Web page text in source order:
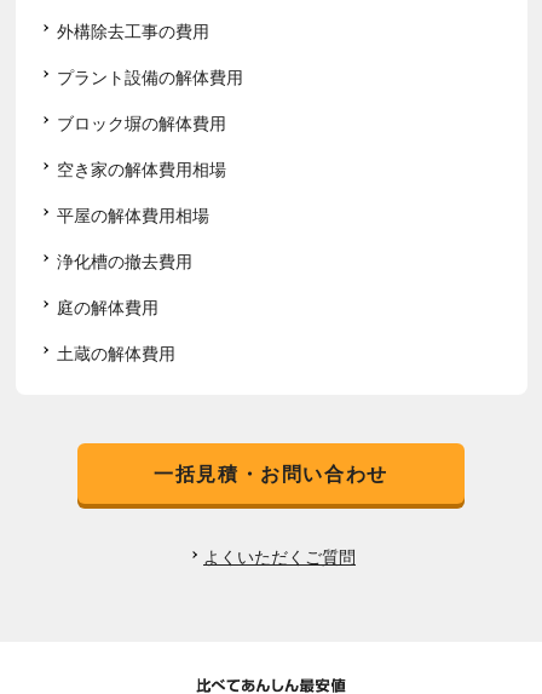
外構除去工事の費用
プラント設備の解体費用
ブロック塀の解体費用
空き家の解体費用相場
平屋の解体費用相場
浄化槽の撤去費用
庭の解体費用
土蔵の解体費用
一括見積・お問い合わせ
よくいただくご質問